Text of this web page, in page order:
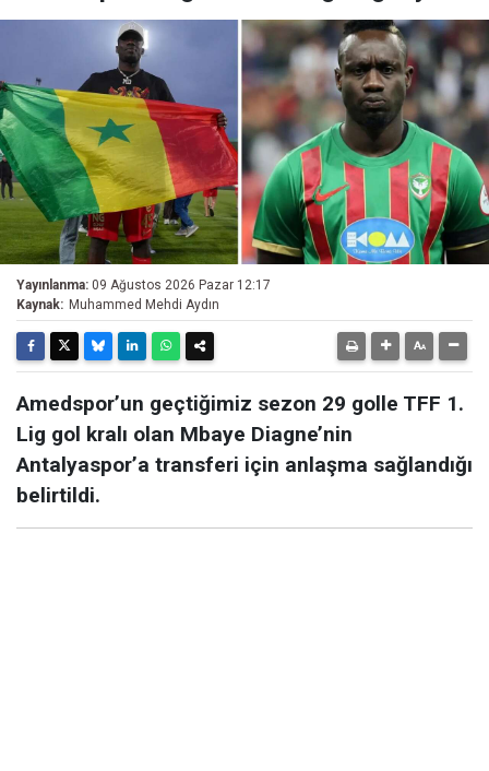
Yayınlanma: 09 Ağustos 2026 Pazar 12:17
Kaynak: Muhammed Mehdi Aydın
Amedspor’un geçtiğimiz sezon 29 golle TFF 1.
Lig gol kralı olan Mbaye Diagne’nin
Antalyaspor’a transferi için anlaşma sağlandığı
belirtildi.